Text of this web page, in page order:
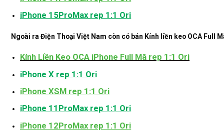
iPhone 15ProMax rep 1:1 Ori
Ngoài ra Điện Thoại Việt Nam còn có bán Kính liền keo OCA Full
Kính Liền Keo OCA iPhone Full Mã rep 1:1 Ori
iPhone X rep 1:1 Ori
iPhone XSM rep 1:1 Ori
iPhone 11ProMax rep 1:1 Ori
iPhone 12ProMax rep 1:1 Ori